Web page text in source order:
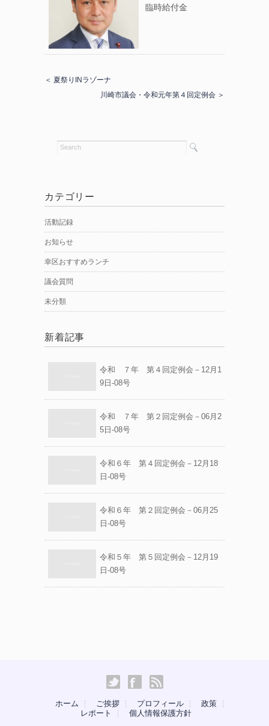
臨時給付金
＜ 夏祭りINラゾーナ
川崎市議会・令和元年第４回定例会 ＞
カテゴリー
活動記録
お知らせ
幸区おすすめランチ
議会質問
未分類
新着記事
令和 ７年 第４回定例会－12月1
9日-08号
令和 ７年 第２回定例会－06月2
5日-08号
令和６年 第４回定例会－12月18
日-08号
令和６年 第２回定例会－06月25
日-08号
令和５年 第５回定例会－12月19
日-08号
ホーム ご挨拶 プロフィール
政策
レポート
個人情報保護方針